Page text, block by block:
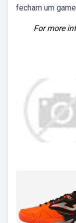
fecham um
For more